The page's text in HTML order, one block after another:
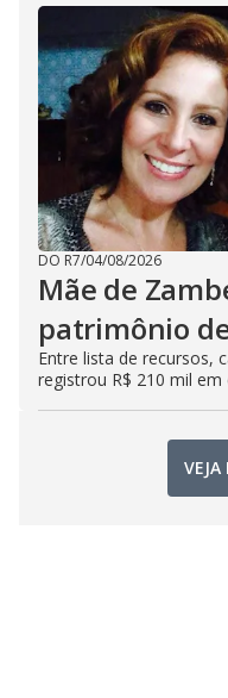
DO R7/04/08/2026
Mãe de
patrimônio
Entre lista de recursos,
registrou R$ 210 mil em